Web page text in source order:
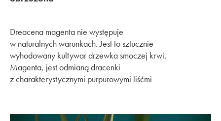
Dreacena magenta nie występuje
w naturalnych warunkach. Jest to sztucznie
wyhodowany kultywar drzewka smoczej krwi.
Magenta, jest odmianą dracenki
z charakterystycznymi purpurowymi liśćmi